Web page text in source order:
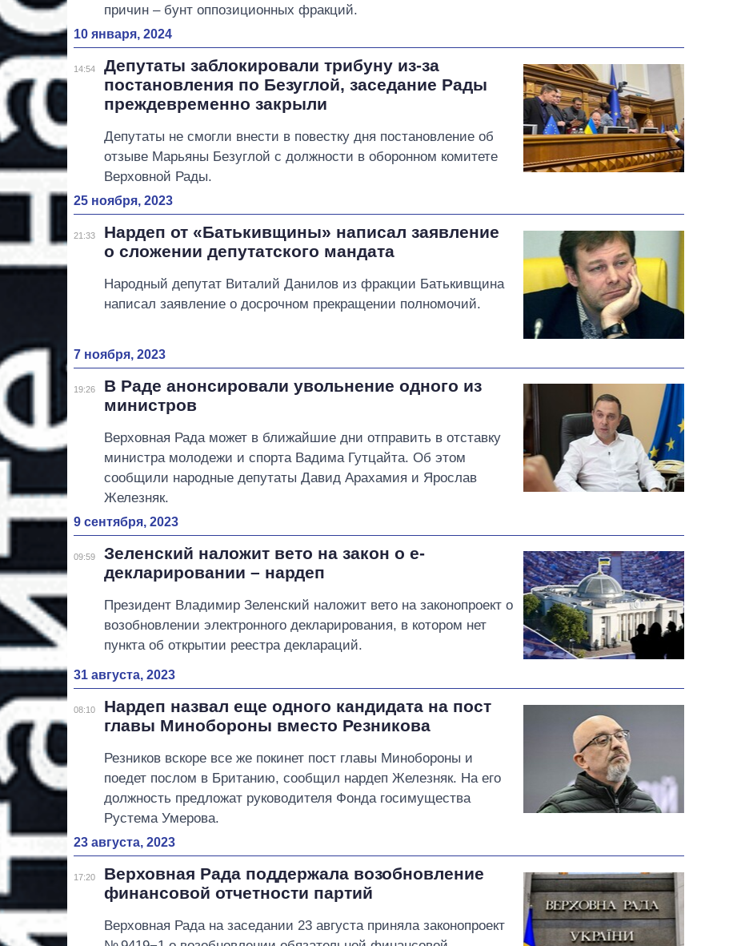
причин – бунт оппозиционных фракций.
10 января, 2024
14:54
Депутаты заблокировали трибуну из-за
постановления по Безуглой, заседание Рады
преждевременно закрыли
Депутаты не смогли внести в повестку дня постановление об
отзыве Марьяны Безуглой с должности в оборонном комитете
Верховной Рады.
25 ноября, 2023
21:33
Нардеп от «Батькивщины» написал заявление
о сложении депутатского мандата
Народный депутат Виталий Данилов из фракции Батькивщина
написал заявление о досрочном прекращении полномочий.
7 ноября, 2023
19:26
В Раде анонсировали увольнение одного из
министров
Верховная Рада может в ближайшие дни отправить в отставку
министра молодежи и спорта Вадима Гутцайта. Об этом
сообщили народные депутаты Давид Арахамия и Ярослав
Железняк.
9 сентября, 2023
09:59
Зеленский наложит вето на закон о е-
декларировании – нардеп
Президент Владимир Зеленский наложит вето на законопроект о
возобновлении электронного декларирования, в котором нет
пункта об открытии реестра деклараций.
31 августа, 2023
08:10
Нардеп назвал еще одного кандидата на пост
главы Минобороны вместо Резникова
Резников вскоре все же покинет пост главы Минобороны и
поедет послом в Британию, сообщил нардеп Железняк. На его
должность предложат руководителя Фонда госимущества
Рустема Умерова.
23 августа, 2023
17:20
Верховная Рада поддержала возобновление
финансовой отчетности партий
Верховная Рада на заседании 23 августа приняла законопроект